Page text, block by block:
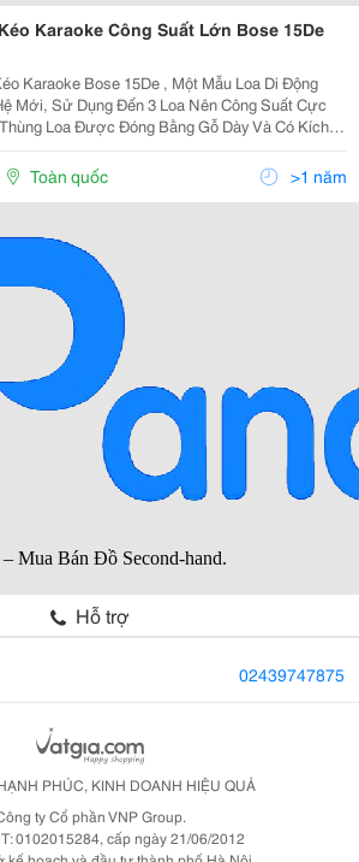
Karaoke Công Suất Lớn Bose 15De
Karaoke Bose 15De , Một Mẫu Loa Di Động
Mới, Sử Dụng Đến 3 Loa Nên Công Suất Cực
Loa Được Đóng Bằng Gỗ Dày Và Có Kích
Chiều Ngang Khoảng Gần 45Cm ( Nên Gọi
Là Loa 4.5 Tấc) , Do Có Đầy Đủ Bass-Middle-
Nên...
Toàn quốc >1 năm
Hỗ trợ
02439747875
PHÚC, KINH DOANH HIỆU QUẢ
ty Cổ phần VNP Group.
0102015284, cấp ngày 21/06/2012